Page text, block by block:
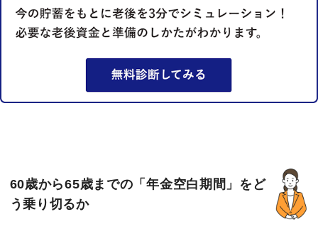
60歳から65歳までの「年金空白期間」をど
う乗り切るか